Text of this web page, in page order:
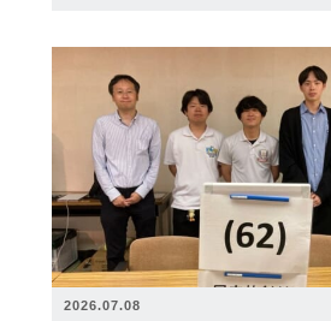
2026.07.08